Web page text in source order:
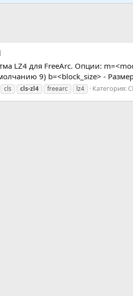
LZ4 для FreeArc. Опции:
9) b=<block_size> -
cls cls-zl4 freearc lz4 Категория: